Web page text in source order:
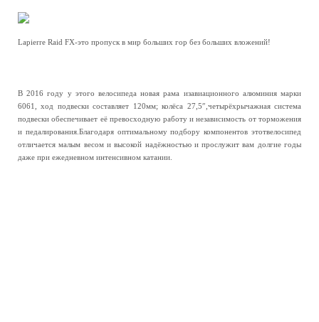
Lapierre Raid FX-это пропуск в мир больших гор без больших вложений!
В 2016 году у этого велосипеда новая рама изавиационного алюминия марки
6061, ход подвески составляет 120мм; колёса 27,5″,четырёхрычажная система
подвески обеспечивает её превосходную работу и независимость от торможения
и педалирования.Благодаря оптимальному подбору компонентов этотвелосипед
отличается малым весом и высокой надёжностью и прослужит вам долгие годы
даже при ежедневном интенсивном катании.